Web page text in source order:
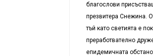
благослови
презвитера Снежина.
тъй като светията е
преработвателно
епидемичната